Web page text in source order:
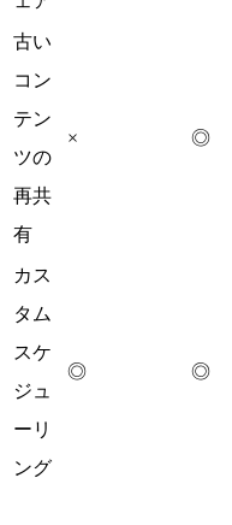
古い
コン
テン
ツの
再共
有
× ◎
カス
タム
スケ
ジュ
ーリ
ング
◎ ◎